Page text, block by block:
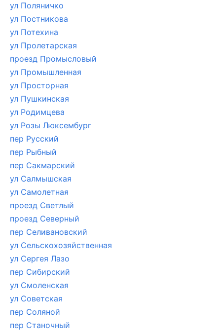
ул Поляничко
ул Постникова
ул Потехина
ул Пролетарская
проезд Промысловый
ул Промышленная
ул Просторная
ул Пушкинская
ул Родимцева
ул Розы Люксембург
пер Русский
пер Рыбный
пер Сакмарский
ул Салмышская
ул Самолетная
проезд Светлый
проезд Северный
пер Селивановский
ул Сельскохозяйственная
ул Сергея Лазо
пер Сибирский
ул Смоленская
ул Советская
пер Соляной
пер Станочный